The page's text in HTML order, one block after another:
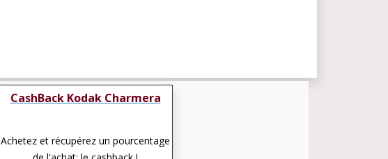
CashBack Kodak Charmera
Achetez et récupérez un pourcentage